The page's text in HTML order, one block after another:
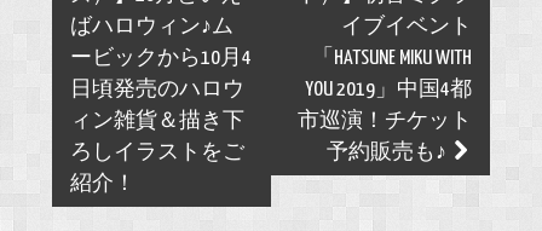
ばハロウィン♪ム
ービックから10月4
日頃発売のハロウ
ィン雑貨＆描き下
ろしイラストをご
紹介！
イブイベント
「HATSUNE MIKU WITH
YOU 2019」中国4都
市巡演！チケット
予約販売も♪